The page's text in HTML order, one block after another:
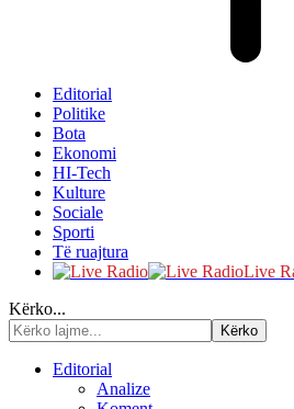
Editorial
Politike
Bota
Ekonomi
HI-Tech
Kulture
Sociale
Sporti
Të ruajtura
Live
Kërko...
Editorial
Analize